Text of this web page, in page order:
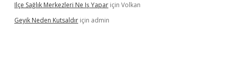
Ilçe Sağlık Merkezleri Ne Iş Yapar için Volkan
Geyik Neden Kutsaldır için admin